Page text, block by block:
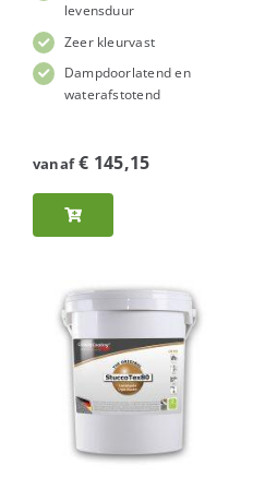
levensduur
Zeer kleurvast
Dampdoorlatend en
waterafstotend
vanaf € 145,15